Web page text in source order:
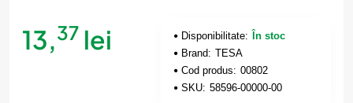
13,37 lei Disponibilitate:
În stoc
Brand: TESA
Cod produs: 00802
SKU: 58596-00000-00